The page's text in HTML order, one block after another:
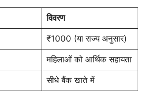
विवरण
₹1000 (या राज्य अनुसार)
महिलाओं को आर्थिक सहायता
सीधे बैंक खाते में